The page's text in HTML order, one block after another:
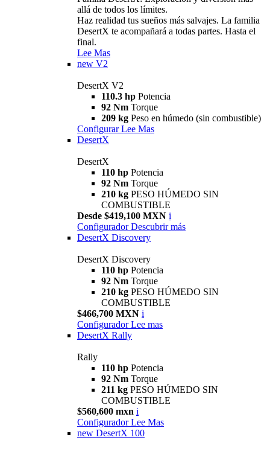
allá de todos los límites.
Haz realidad tus sueños más salvajes. La familia
DesertX te acompañará a todas partes. Hasta el
final.
Lee Mas
new V2
DesertX V2
110.3 hp Potencia
92 Nm Torque
209 kg Peso en húmedo (sin combustible)
Configurar Lee Mas
DesertX
DesertX
110 hp Potencia
92 Nm Torque
210 kg PESO HÚMEDO SIN
COMBUSTIBLE
Desde $419,100 MXN i
Configurador Descubrir más
DesertX Discovery
DesertX Discovery
110 hp Potencia
92 Nm Torque
210 kg PESO HÚMEDO SIN
COMBUSTIBLE
$466,700 MXN i
Configurador Lee mas
DesertX Rally
Rally
110 hp Potencia
92 Nm Torque
211 kg PESO HÚMEDO SIN
COMBUSTIBLE
$560,600 mxn i
Configurador Lee Mas
new DesertX 100